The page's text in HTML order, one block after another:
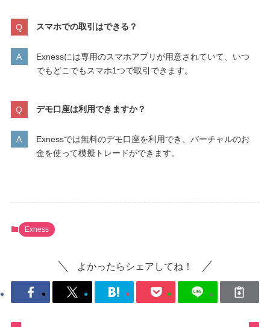
スマホでの取引はできる？
Exnessには専用のスマホアプリが用意されていて、いつ
でもどこでもスマホ1つで取引できます。
デモ口座は利用できますか？
Exnessでは無料のデモ口座を利用でき、バーチャルのお
金を使って模擬トレードができます。
Exness
よかったらシェアしてね！